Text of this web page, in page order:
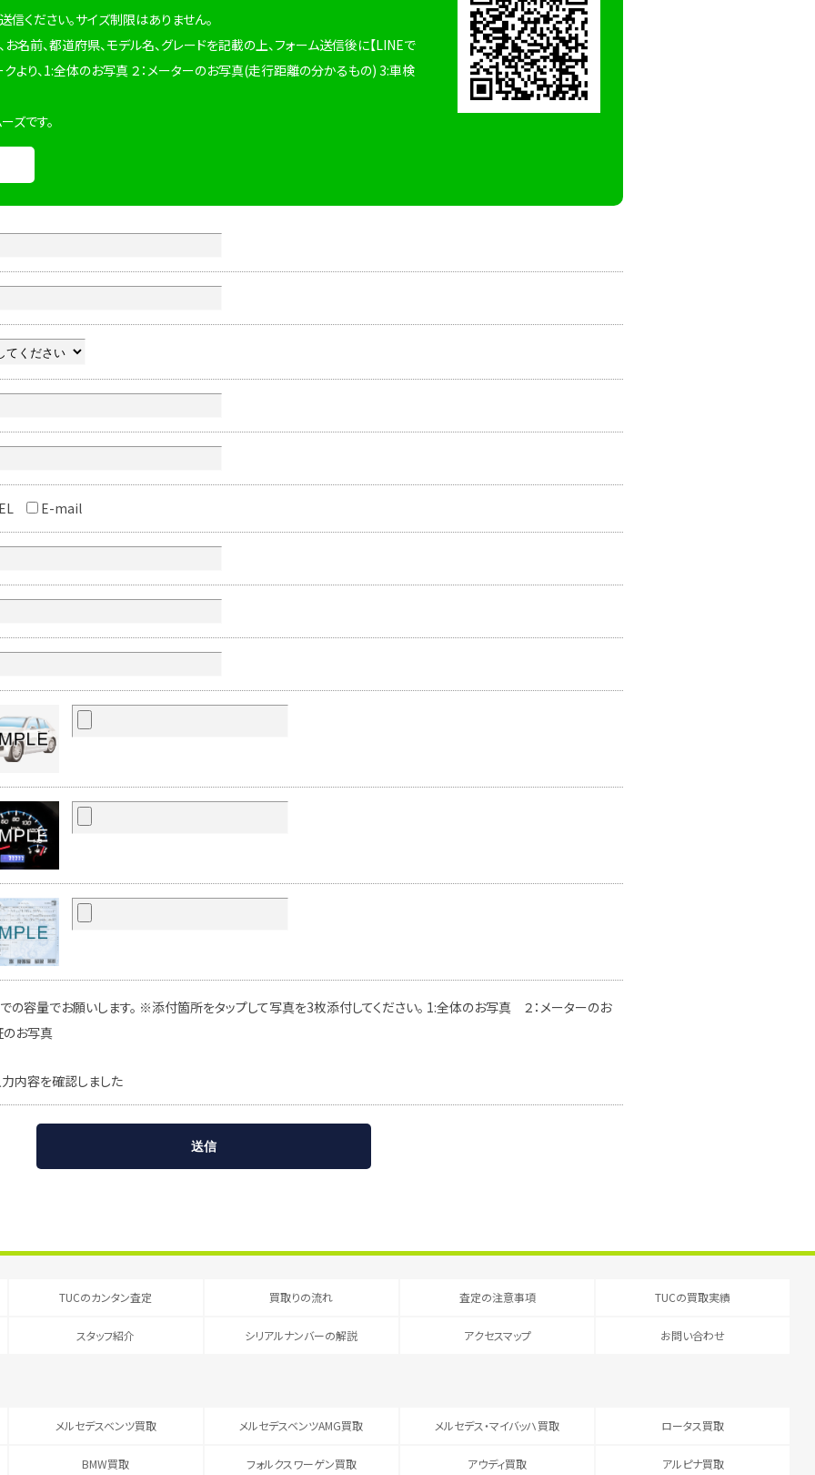
ください。サイズ制限はありません。
名前、都道府県、モデル名、グレードを記載の上、フォーム送信後に【LINEで
クより、1:全体のお写真 ２：メーターのお写真(走行距離の分かるもの) 3:車検
ズです。
E-mail
容量でお願いします。 ※添付箇所をタップして写真を3枚添付してください。 1:全体のお写真 ２：メーターのお
お写真
内容を確認しました
TUCのカンタン査定 買取りの流れ 査定の注意事項 TUCの買取実績
スタッフ紹介 シリアルナンバーの解説 アクセスマップ お問い合わせ
メルセデスベンツ買取 メルセデスベンツAMG買取 メルセデス・マイバッハ買取 ロータス買取
BMW買取 フォルクスワーゲン買取 アウディ買取 アルピナ買取